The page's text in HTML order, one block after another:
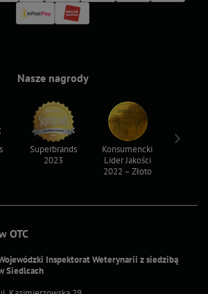
OTC
Inspektorat Weterynarii z siedzibą
Siedlcach
Nasze nagrody
Superbrands
2023
Konsumencki
Lider Jakości
2022 – Złoto